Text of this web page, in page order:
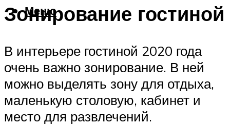
Меню
Зонирование гостиной
В интерьере гостиной 2020 года
очень важно зонирование. В ней
можно выделять зону для отдыха,
маленькую столовую, кабинет и
место для развлечений.